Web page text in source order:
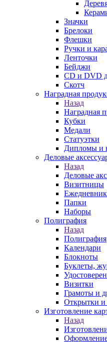
Значки
Брелоки
Флешки
Ручки и
Ленточки
Бейджи
CD и DVD
Скотч
Наградная
Назад
Наградная
Кубки
Медали
Статуэтки
Дипломы и
Деловые
Назад
Деловые
Визитницы
Папки
Наборы
Полиграфия
Назад
Полиграфия
Календари
Блокноты
Буклеты,
Визитки
Грамоты и
Открытки и
Изготовление
Назад